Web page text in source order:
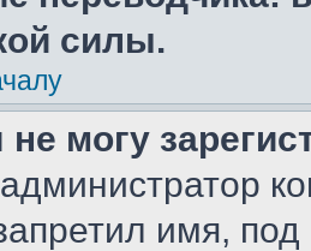
силы.
могу
имя,